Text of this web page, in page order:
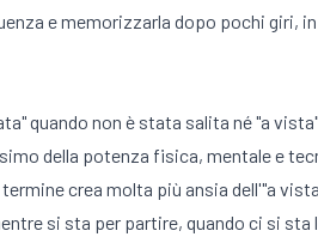
e memorizzarla dopo pochi
quando non è stata salita né "a
della potenza fisica, mentale e
crea molta più ansia dell'"a
si sta per partire, quando ci si